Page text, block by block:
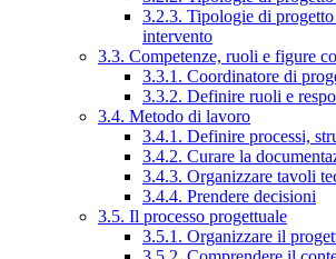
3.2.3. Tipologie di
intervento
3.3. Competenze, ruoli e figure
3.3.1. Coordinatore di
3.3.2. Definire ruoli e
3.4. Metodo di lavoro
3.4.1. Definire processi,
3.4.2. Curare la
3.4.3. Organizzare tavoli
3.4.4. Prendere decisioni
3.5. Il processo progettuale
3.5.1. Organizzare il